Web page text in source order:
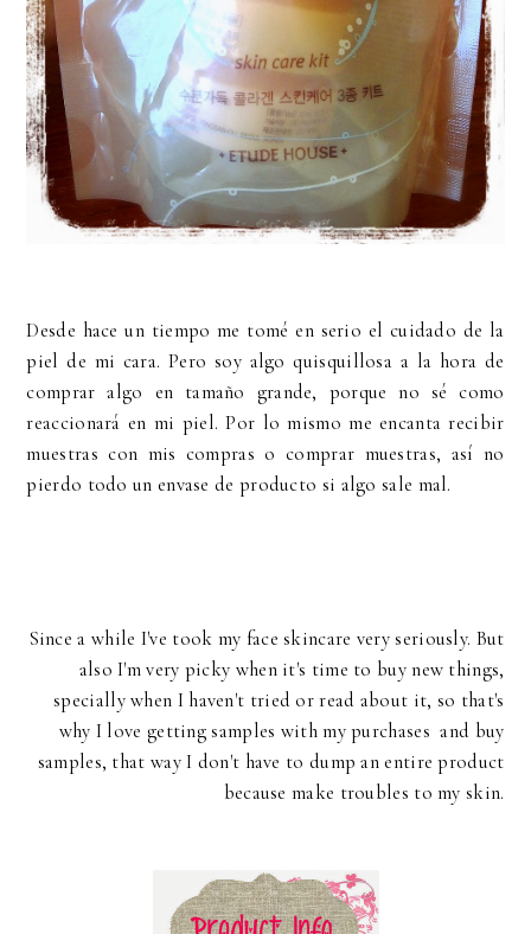
Desde hace un tiempo me tomé en serio el cuidado de la
piel de mi cara. Pero soy algo quisquillosa a la hora de
comprar algo en tamaño grande, porque no sé como
reaccionará en mi piel. Por lo mismo me encanta recibir
muestras con mis compras o comprar muestras, así no
pierdo todo un envase de producto si algo sale mal.
Since a while I've took my face skincare very seriously. But
also I'm very picky when it's time to buy new things,
specially when I haven't tried or read about it, so that's
why I love getting samples with my purchases and buy
samples, that way I don't have to dump an entire product
because make troubles to my skin.